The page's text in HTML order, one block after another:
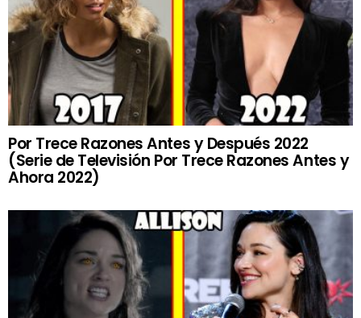
Por Trece Razones Antes y Después 2022
(Serie de Televisión Por Trece Razones Antes y
Ahora 2022)